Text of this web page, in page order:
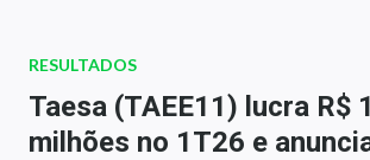
Newsletters
Money Trader
RESULTADOS
Taesa (TAEE11) lucra R$
milhões no 1T26 e